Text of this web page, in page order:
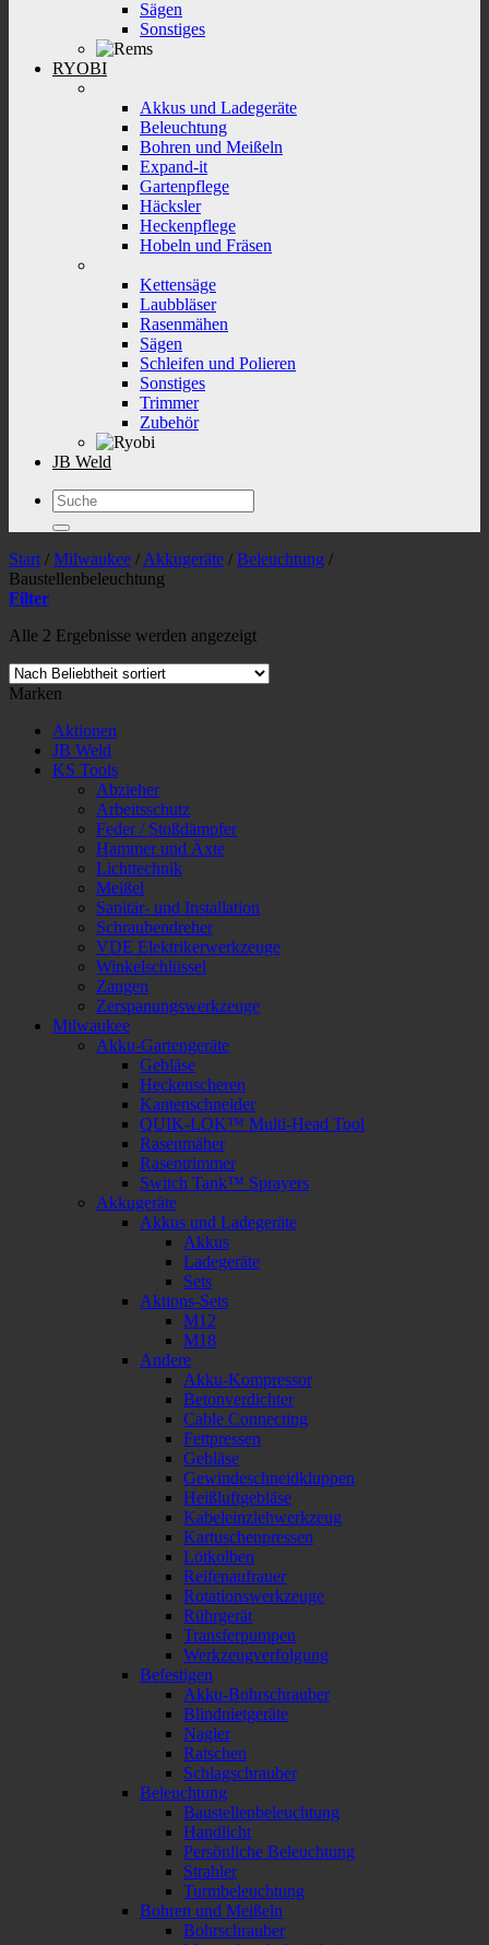
Sägen
Sonstiges
RYOBI
Akkus und Ladegeräte
Beleuchtung
Bohren und Meißeln
Expand-it
Gartenpflege
Häcksler
Heckenpflege
Hobeln und Fräsen
Kettensäge
Laubbläser
Rasenmähen
Sägen
Schleifen und Polieren
Sonstiges
Trimmer
Zubehör
JB Weld
Suchen
nach:
Start / Milwaukee / Akkugeräte / Beleuchtung /
Baustellenbeleuchtung
Filter
Alle 2 Ergebnisse werden angezeigtNach
sortiert
Marken
Aktionen
JB Weld
KS Tools
Abzieher
Arbeitsschutz
Feder / Stoßdämpfer
Hammer und Äxte
Lichttechnik
Meißel
Sanitär- und Installation
Schraubendreher
VDE Elektrikerwerkzeuge
Winkelschlüssel
Zangen
Zerspanungswerkzeuge
Milwaukee
Akku-Gartengeräte
Gebläse
Heckenscheren
Kantenschneider
QUIK-LOK™ Multi-Head Tool
Rasenmäher
Rasentrimmer
Switch Tank™ Sprayers
Akkugeräte
Akkus und Ladegeräte
Akkus
Ladegeräte
Sets
Aktions-Sets
M12
M18
Andere
Akku-Kompressor
Betonverdichter
Cable Connecting
Fettpressen
Gebläse
Gewindeschneidkluppen
Heißluftgebläse
Kabeleinziehwerkzeug
Kartuschenpressen
Lötkolben
Reifenaufrauer
Rotationswerkzeuge
Rührgerät
Transferpumpen
Werkzeugverfolgung
Befestigen
Akku-Bohrschrauber
Blindnietgeräte
Nagler
Ratschen
Schlagschrauber
Beleuchtung
Baustellenbeleuchtung
Handlicht
Persönliche Beleuchtung
Strahler
Turmbeleuchtung
Bohren und Meißeln
Bohrschrauber